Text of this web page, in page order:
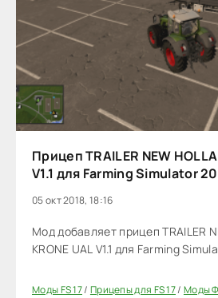
Прицеп TRAILER NEW
V1.1 для Farming Simulator
05 окт 2018, 18:16
Мод добавляет прицеп TRAILER
KRONE UAL V1.1 для Farming
Моды FS 17/ Прицепы для FS 17/ Моды